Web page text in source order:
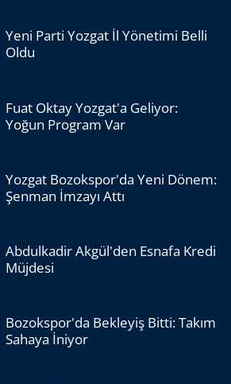
Yeni Parti Yozgat İl Yönetimi Belli
Oldu
Fuat Oktay Yozgat'a Geliyor:
Yoğun Program Var
Yozgat Bozokspor'da Yeni Dönem:
Şenman İmzayı Attı
Abdulkadir Akgül'den Esnafa Kredi
Müjdesi
Bozokspor'da Bekleyiş Bitti: Takım
Sahaya İniyor